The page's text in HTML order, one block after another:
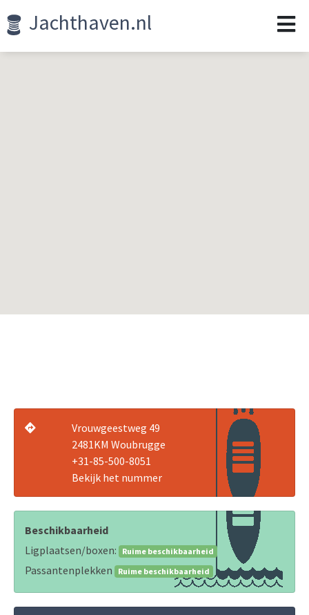
Jachthaven.nl
Vrouwgeestweg 49
2481KM Woubrugge
+31-85-500-8051
Bekijk het nummer
Beschikbaarheid
Ligplaatsen/boxen:
Ruime beschikbaarheid
Passantenplekken Ruime beschikbaarheid